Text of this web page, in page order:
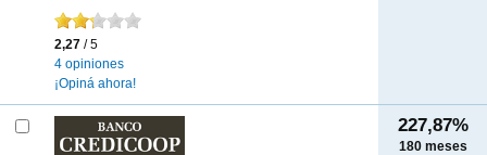
2,27 / 5
4 opiniones
¡Opiná ahora!
227,87%
180meses